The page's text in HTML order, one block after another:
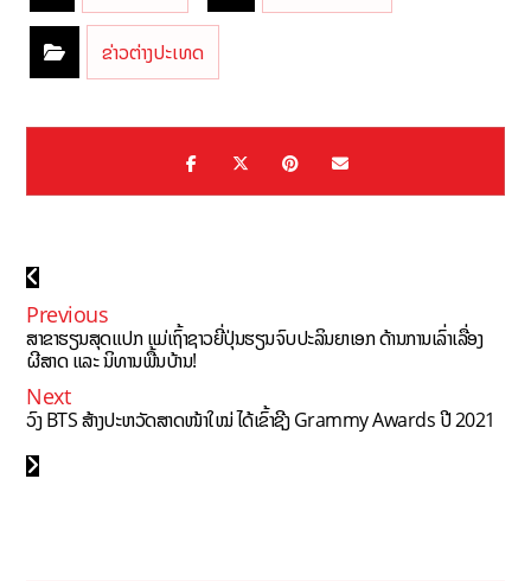
ຂ່າວຕ່າງປະເທດ
Previous
ສາຂາຮຽນສຸດແປກ ແມ່ເຖົ້າຊາວຍີ່ປຸ່ນຮຽນຈົບປະລິນຍາເອກ ດ້ານການເລົ່າເລື່ອງ
ຜີສາດ ແລະ ນິທານພື້ນບ້ານ!
Next
ວົງ BTS ສ້າງປະຫວັດສາດໜ້າໃໝ່ ໄດ້ເຂົ້າຊີງ Grammy Awards ປີ 2021